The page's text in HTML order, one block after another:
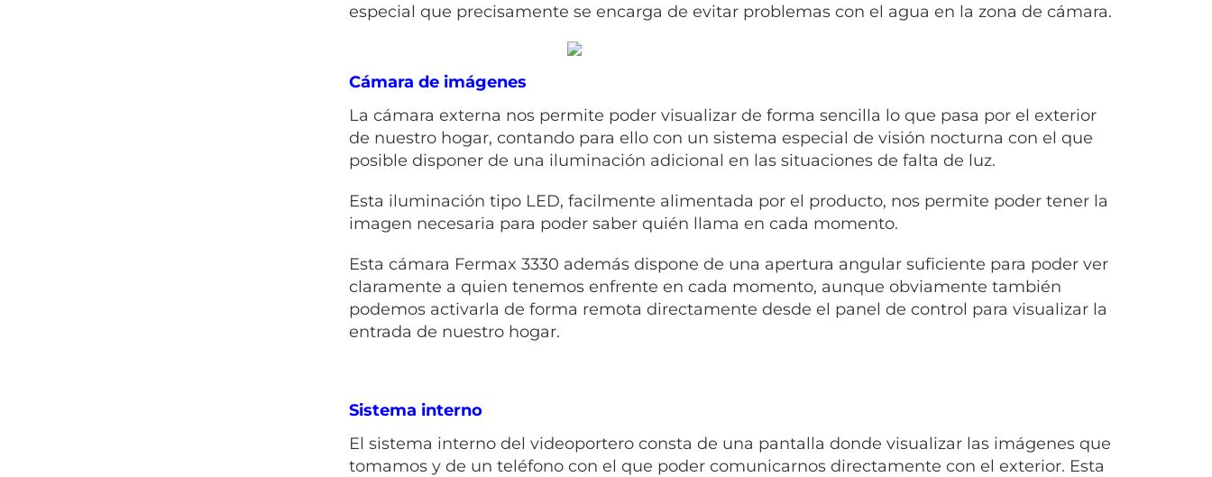
especial que precisamente se encarga de evitar problemas con el agua en la zona de cámara.
Cámara de imágenes
La cámara externa nos permite poder visualizar de forma sencilla lo que pasa por el exterior
de nuestro hogar, contando para ello con un sistema especial de visión nocturna con el que
posible disponer de una iluminación adicional en las situaciones de falta de luz.
Esta iluminación tipo LED, facilmente alimentada por el producto, nos permite poder tener la
imagen necesaria para poder saber quién llama en cada momento.
Esta cámara Fermax 3330 además dispone de una apertura angular suficiente para poder ver
claramente a quien tenemos enfrente en cada momento, aunque obviamente también
podemos activarla de forma remota directamente desde el panel de control para visualizar la
entrada de nuestro hogar.
Sistema interno
El sistema interno del videoportero consta de una pantalla donde visualizar las imágenes que
tomamos y de un teléfono con el que poder comunicarnos directamente con el exterior. Esta